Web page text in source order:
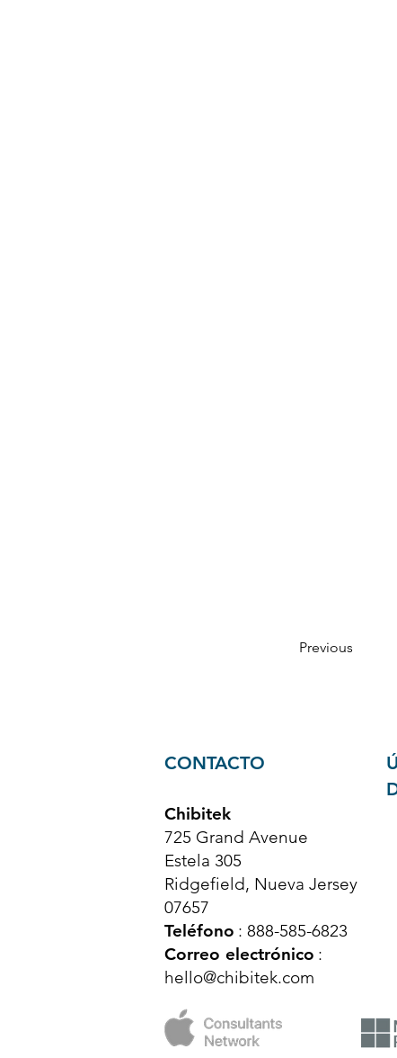
Previous
CONTACTO
Chibitek
725 Grand Avenue
Estela 305
Ridgefield, Nueva Jersey
07657
Teléfono : 888-585-6823
Correo electrónico :
hello@chibitek.com